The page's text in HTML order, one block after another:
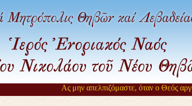
Ας μην απελπιζόμαστε, όταν ο Θεός